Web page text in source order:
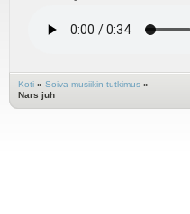
Koti » Soiva musiikin tutkimus »
Nars juh